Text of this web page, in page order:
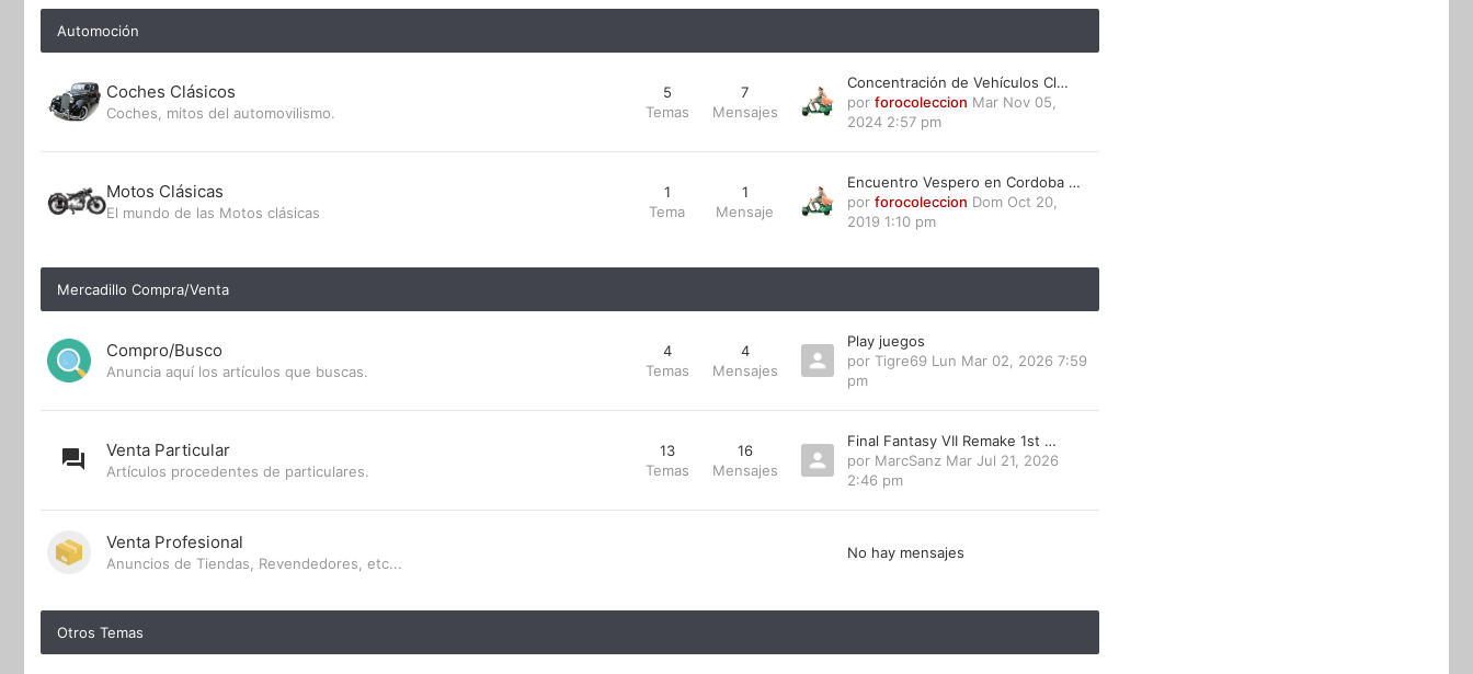
Automoción
Coches Clásicos
Coches, mitos del automovilismo.
5
Temas
7
Mensajes
Concentración de Vehículos Cl…
por forocoleccion Mar Nov 05,
2024 2:57 pm
Motos Clásicas
El mundo de las Motos clásicas
1
Tema
1
Mensaje
Encuentro Vespero en Cordoba …
por forocoleccion Dom Oct 20,
2019 1:10 pm
Mercadillo Compra/Venta
Compro/Busco
Anuncia aquí los artículos que buscas.
4
Temas
4
Mensajes
Play juegos
por Tigre69 Lun Mar 02, 2026 7:59
pm
Venta Particular
Artículos procedentes de particulares.
13
Temas
16
Mensajes
Final Fantasy VII Remake 1st …
por MarcSanz Mar Jul 21, 2026
2:46 pm
Venta Profesional
Anuncios de Tiendas, Revendedores, etc...
No hay mensajes
Otros Temas